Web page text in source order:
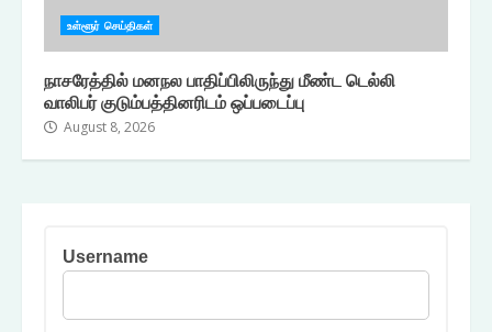
உள்ளூர் செய்திகள்
நாசரேத்தில் மனநல பாதிப்பிலிருந்து மீண்ட டெல்லி
வாலிபர் குடும்பத்தினரிடம் ஒப்படைப்பு
August 8, 2026
Username